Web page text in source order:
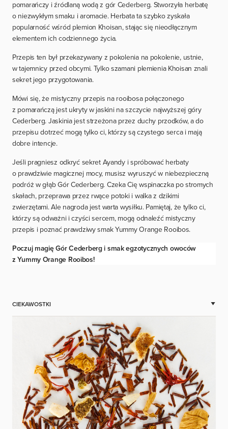
pomarańczy i źródlaną wodą z gór Cederberg. Stworzyła herbatę
o niezwykłym smaku i aromacie. Herbata ta szybko zyskała
popularność wśród plemion Khoisan, stając się nieodłącznym
elementem ich codziennego życia.
Przepis ten był przekazywany z pokolenia na pokolenie, ustnie,
w tajemnicy przed obcymi. Tylko szamani plemienia Khoisan znali
sekret jego przygotowania.
Mówi się, że mistyczny przepis na rooibosa połączonego
z pomarańczą jest ukryty w jaskini na szczycie najwyższej góry
Cederberg. Jaskinia jest strzeżona przez duchy przodków, a do
przepisu dotrzeć mogą tylko ci, którzy są czystego serca i mają
dobre intencje.
Jeśli pragniesz odkryć sekret Ayandy i spróbować herbaty
o prawdziwie magicznej mocy, musisz wyruszyć w niebezpieczną
podróż w głąb Gór Cederberg. Czeka Cię wspinaczka po stromych
skałach, przeprawa przez rwące potoki i walka z dzikimi
zwierzętami. Ale nagroda jest warta wysiłku. Pamiętaj, że tylko ci,
którzy są odważni i czyści sercem, mogą odnaleźć mistyczny
przepis i poznać prawdziwy smak Yummy Orange Rooibos.
Poczuj magię Gór Cederberg i smak egzotycznych owoców
z Yummy Orange Rooibos!
CIEKAWOSTKI